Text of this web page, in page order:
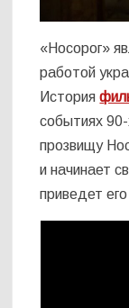
«Носорог»
работой
История
событиях
прозвищу
и начинает
приведет